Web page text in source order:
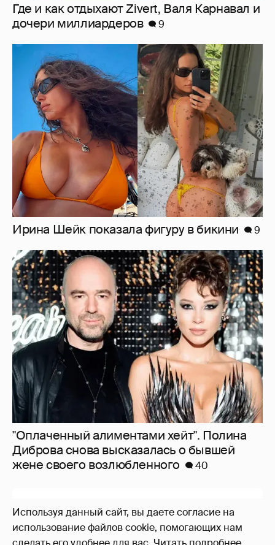
Используя данный сайт, вы даете согласие на
использование файлов cookie, помогающих нам
Где и как отдыхают Zivert, Валя Карнавал и
дочери миллиардеров
9
Ирина Шейк показала фигуру в бикини 9
"Оплаченный алиментами хейт". Полина
Диброва снова высказалась о бывшей
жене своего возлюбленного
40